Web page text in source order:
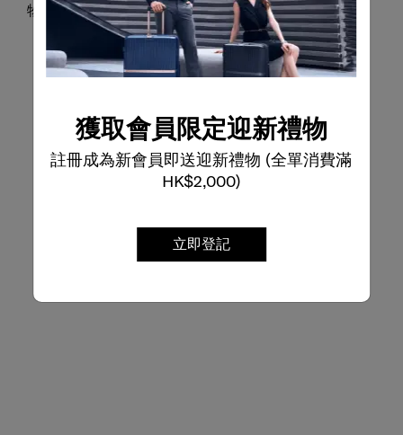
獲取會員限定迎新禮物
註冊成為新會員即送迎新禮物 (全單消費滿
HK$2,000)
立即登記
物品，如文具與筆記本，讓您保持行動力與高效。